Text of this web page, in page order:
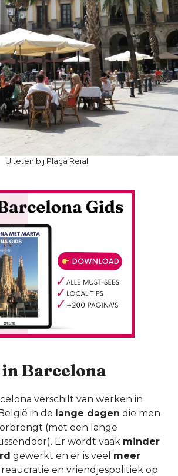
Uiteten bij Plaça Reial
Barcelona
verschilt van werken in
in de lange dagen die men
(met een lange
Er wordt vaak minder
gewerkt en er is veel meer
en vriendjespolitiek op